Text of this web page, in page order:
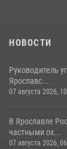
НОВОСТИ
Руководитель
Ярославс...
07 августа 2026,
В Ярославле
частными ох...
07 августа 2026,